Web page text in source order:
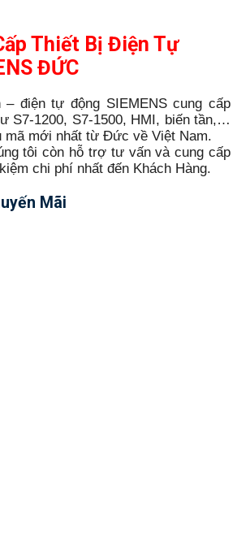
Thiết Bị Điện Tự
ĐỨC
điện tự động SIEMENS cung cấp
S7-1200, S7-1500, HMI, biến tần,…
mã mới nhất từ Đức về Việt Nam.
tôi còn hỗ trợ tư vấn và cung cấp
chi phí nhất đến Khách Hàng.
Mãi